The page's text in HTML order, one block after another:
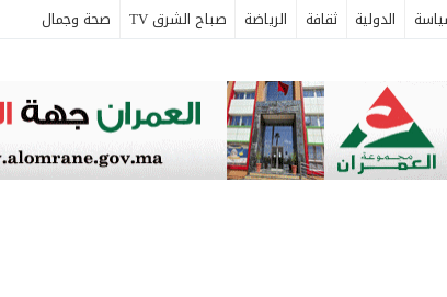
الدولية ثقافة الرياضة صباح الشرق TV صحة وجمال